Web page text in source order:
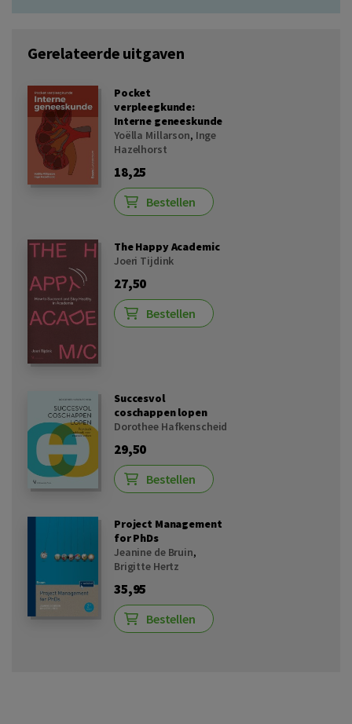
Gerelateerde uitgaven
Pocket
verpleegkunde:
Interne geneeskunde
Yoëlla Millarson, Inge
Hazelhorst
18,25
Bestellen
The Happy Academic
Joeri Tijdink
27,50
Bestellen
Succesvol
coschappen lopen
Dorothee Hafkenscheid
29,50
Bestellen
Project Management
for PhDs
Jeanine de Bruin,
Brigitte Hertz
35,95
Bestellen